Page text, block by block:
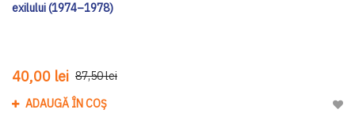
exilului (1974–1978)
40,00 lei 87,50 lei
ADAUGĂ ÎN COȘ